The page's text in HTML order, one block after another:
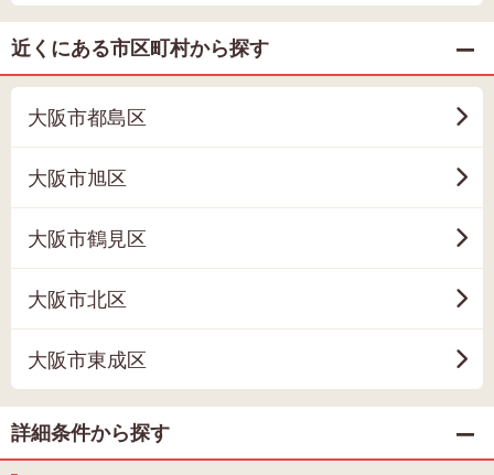
近くにある市区町村から探す
大阪市都島区
大阪市旭区
大阪市鶴見区
大阪市北区
大阪市東成区
詳細条件から探す